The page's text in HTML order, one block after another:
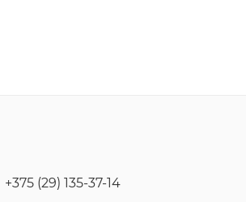
+375 (29) 135-37-14